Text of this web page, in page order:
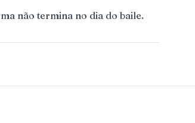
não termina no dia do baile.